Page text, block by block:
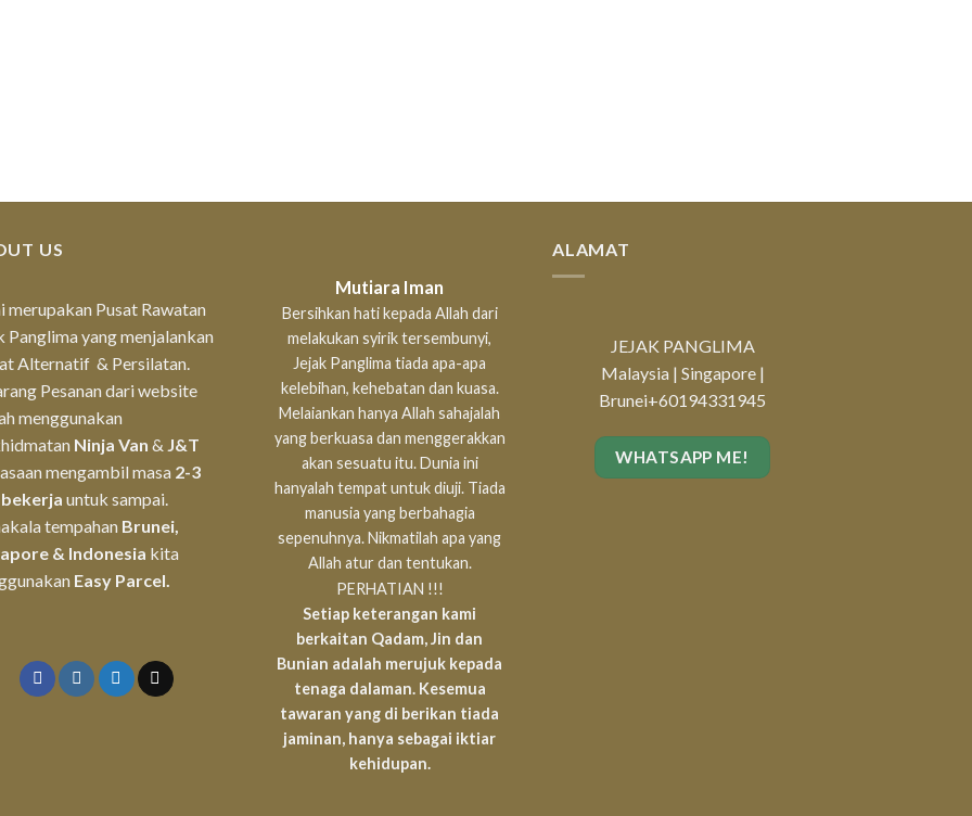
US
merupakan Pusat Rawatan
Panglima yang menjalankan
Alternatif & Persilatan.
Pesanan dari website
menggunakan
Ninja Van & J&T
mengambil masa 2-3
untuk sampai.
tempahan Brunei,
& Indonesia kita
Easy Parcel.
Mutiara Iman
Bersihkan hati kepada Allah dari
melakukan syirik tersembunyi,
Jejak Panglima tiada apa-apa
kelebihan, kehebatan dan kuasa.
Melaiankan hanya Allah sahajalah
yang berkuasa dan menggerakkan
akan sesuatu itu. Dunia ini
hanyalah tempat untuk diuji. Tiada
manusia yang berbahagia
sepenuhnya. Nikmatilah apa yang
Allah atur dan tentukan.
PERHATIAN !!!
Setiap keterangan kami
berkaitan Qadam, Jin dan
Bunian adalah merujuk kepada
tenaga dalaman. Kesemua
tawaran yang di berikan tiada
jaminan, hanya sebagai iktiar
kehidupan.
ALAMAT
JEJAK PANGLIMA
Malaysia | Singapore |
Brunei+60194331945
WHATSAPP ME!